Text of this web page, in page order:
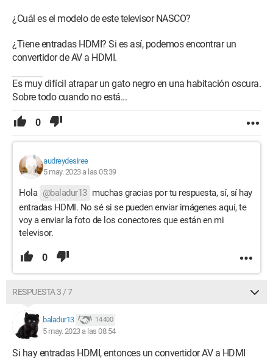
¿Cuál es el modelo de este televisor NASCO?
¿Tiene entradas HDMI? Si es así, podemos encontrar un
convertidor de AV a HDMI.
Es muy difícil atrapar un gato negro en una habitación oscura.
Sobre todo cuando no está...
0
audreydesiree
5 may. 2023 a las 05:39
Hola @baladur13 muchas gracias por tu respuesta, sí, sí hay
entradas HDMI. No sé si se pueden enviar imágenes aquí, te
voy a enviar la foto de los conectores que están en mi
televisor.
0
RESPUESTA 3 / 7
baladur13 14 400
5 may. 2023 a las 08:54
Si hay entradas HDMI, entonces un convertidor AV a HDMI